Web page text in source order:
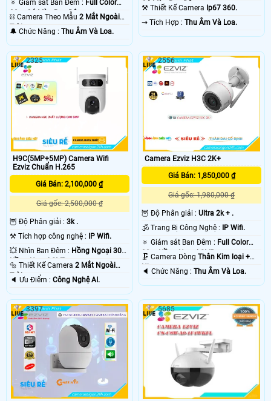
🔅 Giám sát Ban Đêm : Full Color
30m Có Màu Ban Ðêm.
⛓ Camera Theo Mẫu 2 Mắt Ngoài
Trời.
️🔔 Chức Năng : Thu Âm Và Loa.
Có Màu Ban Ðêm.
⚒ Thiết Kế Camera Ip67 360.
️⇝ Tích Hợp :Thu Âm Và Loa.
H9C(5MP+5MP) Camera Wifi
Ezviz Chuẩn H.265
Giá Bán: 2,100,000 ₫
Giá gốc: 2,500,000 ₫
🦉 Độ Phân giải : 3k .
⚒ Tích hợp công nghệ : IP Wifi.
💥 Nhìn Ban Đêm : Hồng Ngoại 30m
Hồng Ngoại SMD.
🔩 Thiết Kế Camera 2 Mắt Ngoài
Trời.
️🔈 Ưu Điểm : Công Nghệ AI.
2325
Camera Ezviz H3C 2K+
Giá Bán: 1,850,000 ₫
Giá gốc: 1,980,000 ₫
🦉 Độ Phân giải :Ultra 2k + .
🕉️ Trang Bị Công Nghệ : IP Wifi.
🔅 Giám sát Ban Đêm : Full Color
30m Hồng Ngoại SMD.
🗜️ Camera DòngThân Kim loại +
Nhựa.
️🔈 Chức Năng :Thu Âm Và Loa.
2556
3397 5685